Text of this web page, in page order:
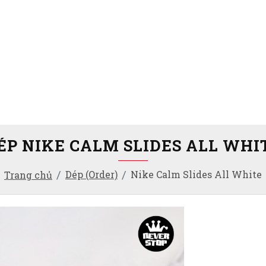
Trang chủ Dép (Order) Nike Calm Slides All White
NIKE CALM SLIDES ALL